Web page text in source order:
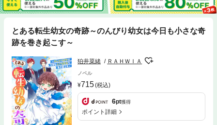
とある転生幼女の奇跡～のんびり幼女は今日も小さな奇
跡を巻き起こす～
狛井菜緒 ＲＡＨＷＩＡ
ノベル
715(税込)
6pt獲得
ポイント詳細